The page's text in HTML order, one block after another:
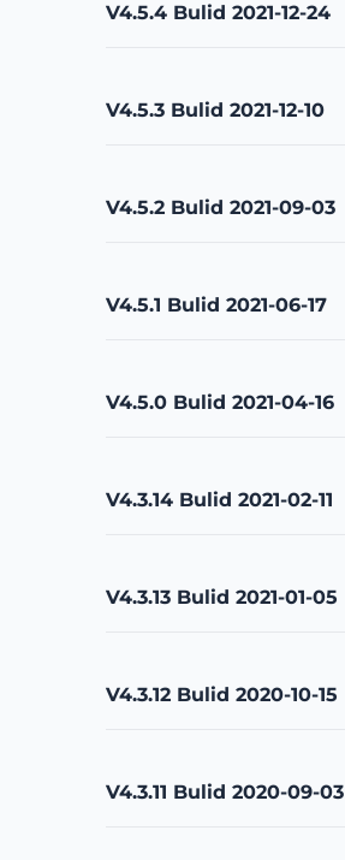
V4.5.4 Bulid 2021-12-24
V4.5.3 Bulid 2021-12-10
V4.5.2 Bulid 2021-09-03
V4.5.1 Bulid 2021-06-17
V4.5.0 Bulid 2021-04-16
V4.3.14 Bulid 2021-02-11
V4.3.13 Bulid 2021-01-05
V4.3.12 Bulid 2020-10-15
V4.3.11 Bulid 2020-09-03